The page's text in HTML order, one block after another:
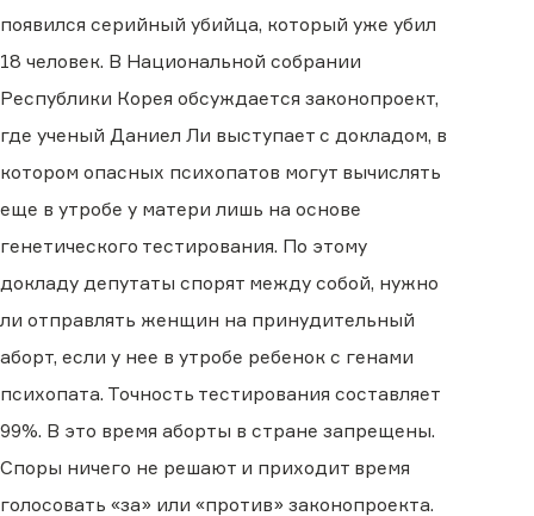
появился серийный убийца, который уже убил
18 человек. В Национальной собрании
Республики Корея обсуждается законопроект,
где ученый Даниел Ли выступает с докладом, в
котором опасных психопатов могут вычислять
еще в утробе у матери лишь на основе
генетического тестирования. По этому
докладу депутаты спорят между собой, нужно
ли отправлять женщин на принудительный
аборт, если у нее в утробе ребенок с генами
психопата. Точность тестирования составляет
99%. В это время аборты в стране запрещены.
Споры ничего не решают и приходит время
голосовать «за» или «против» законопроекта.